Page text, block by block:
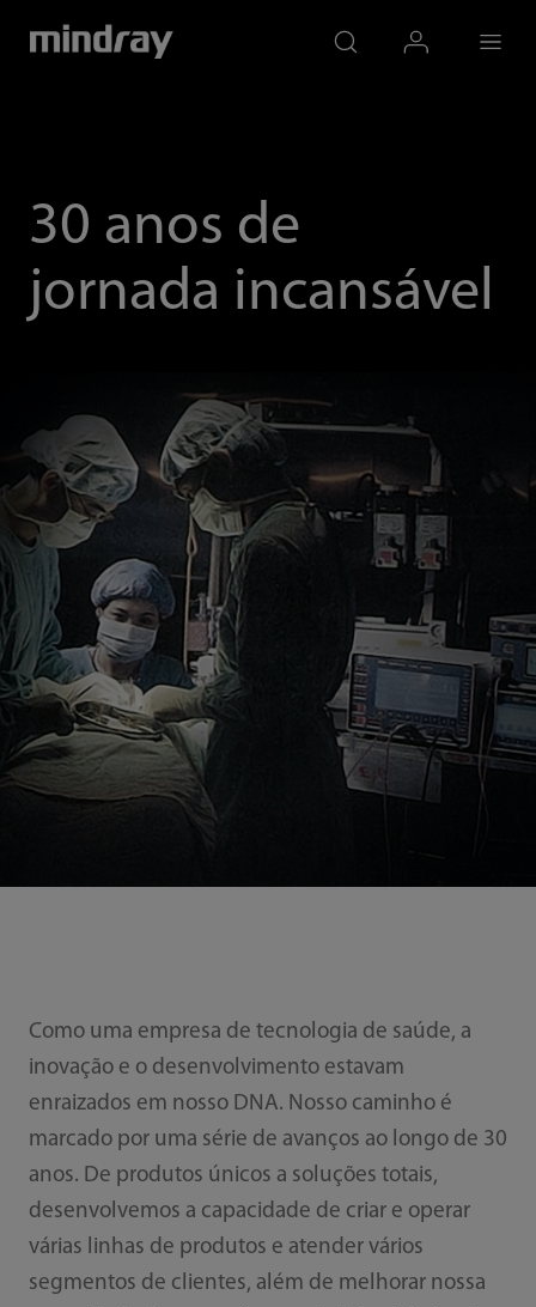
30 anos de
jornada incansável
Como uma empresa de tecnologia de saúde, a
inovação e o desenvolvimento estavam
enraizados em nosso DNA. Nosso caminho é
marcado por uma série de avanços ao longo de 30
anos. De produtos únicos a soluções totais,
desenvolvemos a capacidade de criar e operar
várias linhas de produtos e atender vários
segmentos de clientes, além de melhorar nossa